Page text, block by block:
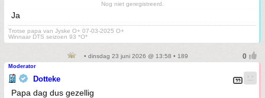
Nog niet geregistreerd.
Ja
Trotse papa van Jyske O+ 07-03-2025 O+
Winnaar DTS seizoen 93 *O*
• dinsdag 23 juni 2026 @ 13:58 • 189
Moderator
Dotteke
Papa dag dus gezellig